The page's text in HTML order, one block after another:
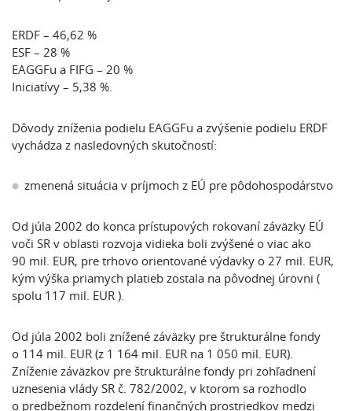
ERDF – 46,62 %
ESF – 28 %
EAGGFu a FIFG – 20 %
Iniciatívy – 5,38 %.
Dôvody zníženia podielu EAGGFu a zvýšenie podielu ERDF
vychádza z nasledovných skutočností:
zmenená situácia v príjmoch z EÚ pre pôdohospodárstvo
Od júla 2002 do konca prístupových rokovaní záväzky EÚ
voči SR v oblasti rozvoja vidieka boli zvýšené o viac ako
90 mil. EUR, pre trhovo orientované výdavky o 27 mil. EUR,
kým výška priamych platieb zostala na pôvodnej úrovni (
spolu 117 mil. EUR ).
Od júla 2002 boli znížené záväzky pre štrukturálne fondy
o 114 mil. EUR (z 1 164 mil. EUR na 1 050 mil. EUR).
Zníženie záväzkov pre štrukturálne fondy pri zohľadnení
uznesenia vlády SR č. 782/2002, v ktorom sa rozhodlo
o predbežnom rozdelení finančných prostriedkov medzi